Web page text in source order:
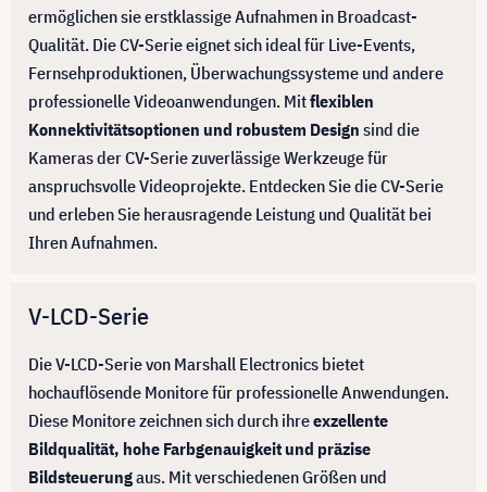
ermöglichen sie erstklassige Aufnahmen in Broadcast-
Qualität. Die CV-Serie eignet sich ideal für Live-Events,
Fernsehproduktionen, Überwachungssysteme und andere
professionelle Videoanwendungen. Mitflexiblen
Konnektivitätsoptionen und robustem Design sind die
Kameras der CV-Serie zuverlässige Werkzeuge für
anspruchsvolle Videoprojekte. Entdecken Sie die CV-Serie
und erleben Sie herausragende Leistung und Qualität bei
Ihren Aufnahmen.
V-LCD-Serie
Die V-LCD-Serie von Marshall Electronics bietet
hochauflösende Monitore für professionelle Anwendungen.
Diese Monitore zeichnen sich durch ihreexzellente
Bildqualität, hohe Farbgenauigkeit und präzise
Bildsteuerungaus. Mit verschiedenen Größen und